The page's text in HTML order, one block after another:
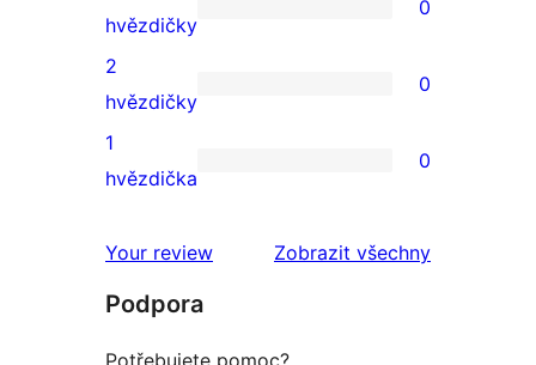
hodnocení
0
3hvězdičkové
hodnocení
hvězdičky
0
0
2hvězdičkové
hodnocení
2
hvězdičky
0
0
hodnocení
1
hvězdička
0
Your review Zobrazit všechnyrecenze
Podpora
Potřebujete pomoc?